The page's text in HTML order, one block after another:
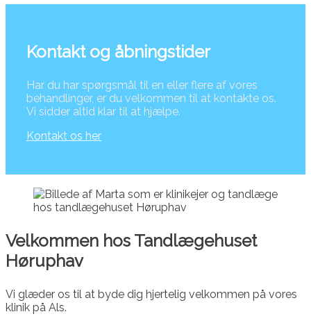
Kontakt og åbningstider
Har du har spørgsmål til en eller flere af vores
behandlinger, er du velkommen til at kontakte os.
Vi sidder altid klar til at hjælpe.
Kontakt os her
Velkommen hos Tandlægehuset
Høruphav
Vi glæder os til at byde dig hjertelig velkommen på vores
klinik på Als.